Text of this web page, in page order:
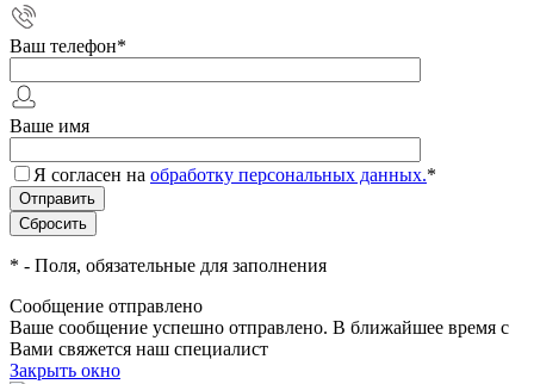
Ваш телефон*
Ваше имя
Я согласен на обработку персональных данных.*
* - Поля, обязательные для заполнения
Сообщение отправлено
Ваше сообщение успешно отправлено. В ближайшее время с
Вами свяжется наш специалист
Закрыть окно